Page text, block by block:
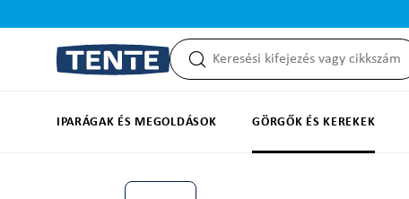
IPARÁGAK ÉS MEGOLDÁSOK GÖRGŐK ÉS KEREKEK
Képgaléria kihagyása